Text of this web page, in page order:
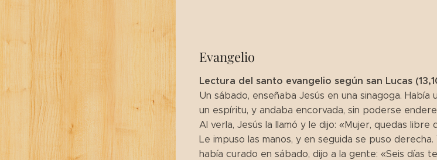
Evangelio
Lectura del santo evangelio según san Lucas
Un sábado, enseñaba Jesús en una sinagoga.
un espíritu, y andaba encorvada, sin poderse
Al verla, Jesús la llamó y le dijo: «Mujer, quedas
Le impuso las manos, y en seguida se puso
había curado en sábado, dijo a la gente: «Seis días